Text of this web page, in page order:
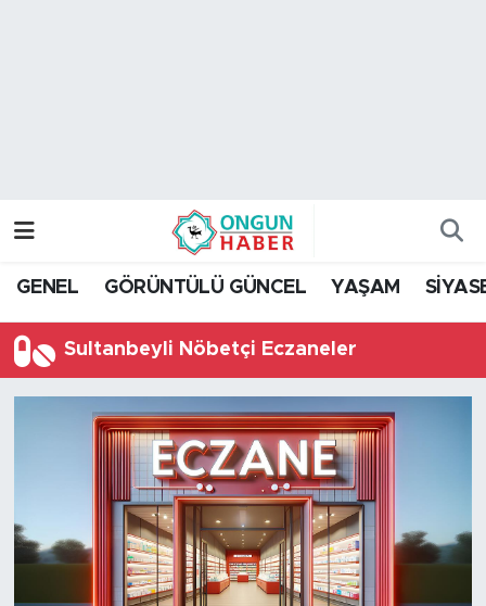
GENEL GÖRÜNTÜLÜ GÜNCEL YAŞAM
Sultanbeyli Nöbetçi Eczaneler
Trafik Durumu
Tüm Manşetler
Son Dakika Haberleri
Haber Arşivi